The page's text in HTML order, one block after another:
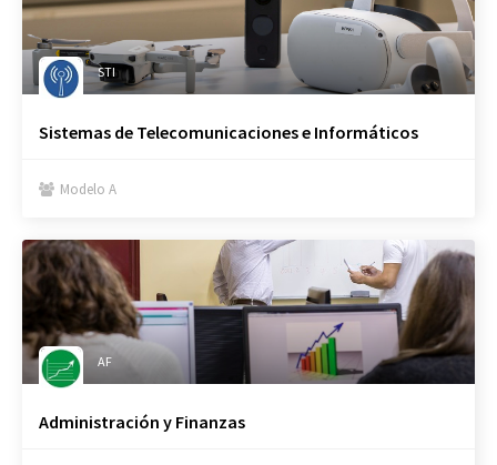
STI
Sistemas de Telecomunicaciones e Informáticos
 Modelo A
AF
Administración y Finanzas